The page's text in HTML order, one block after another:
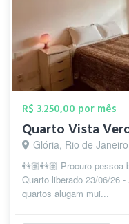
R$ 3.250,00 por mês
Quarto Vista
Glória, Rio de
👫🏽👫🏽 Procuro pessoa
Quarto liberado 23/06/26
quartos alugam mui...